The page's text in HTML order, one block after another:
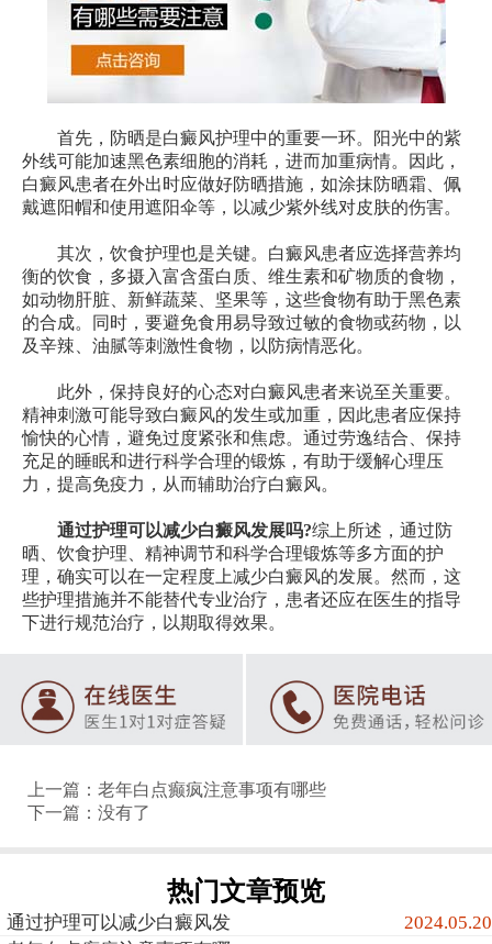
首先，防晒是白癜风护理中的重要一环。阳光中的紫
外线可能加速黑色素细胞的消耗，进而加重病情。因此，
白癜风患者在外出时应做好防晒措施，如涂抹防晒霜、佩
戴遮阳帽和使用遮阳伞等，以减少紫外线对皮肤的伤害。
其次，饮食护理也是关键。白癜风患者应选择营养均
衡的饮食，多摄入富含蛋白质、维生素和矿物质的食物，
如动物肝脏、新鲜蔬菜、坚果等，这些食物有助于黑色素
的合成。同时，要避免食用易导致过敏的食物或药物，以
及辛辣、油腻等刺激性食物，以防病情恶化。
此外，保持良好的心态对白癜风患者来说至关重要。
精神刺激可能导致白癜风的发生或加重，因此患者应保持
愉快的心情，避免过度紧张和焦虑。通过劳逸结合、保持
充足的睡眠和进行科学合理的锻炼，有助于缓解心理压
力，提高免疫力，从而辅助治疗白癜风。
通过护理可以减少白癜风发展吗?综上所述，通过防
晒、饮食护理、精神调节和科学合理锻炼等多方面的护
理，确实可以在一定程度上减少白癜风的发展。然而，这
些护理措施并不能替代专业治疗，患者还应在医生的指导
下进行规范治疗，以期取得效果。
上一篇： 老年白点癫疯注意事项有哪些
下一篇：没有了
热门文章预览
通过护理可以减少白癜风发
2024.05.20